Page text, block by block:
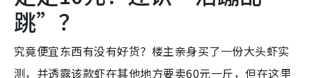
跳”？
究竟便宜东西有没有好货？楼主亲身买了一份大头虾实
测，并透露该款虾在其他地方要卖60元一斤，但在这里